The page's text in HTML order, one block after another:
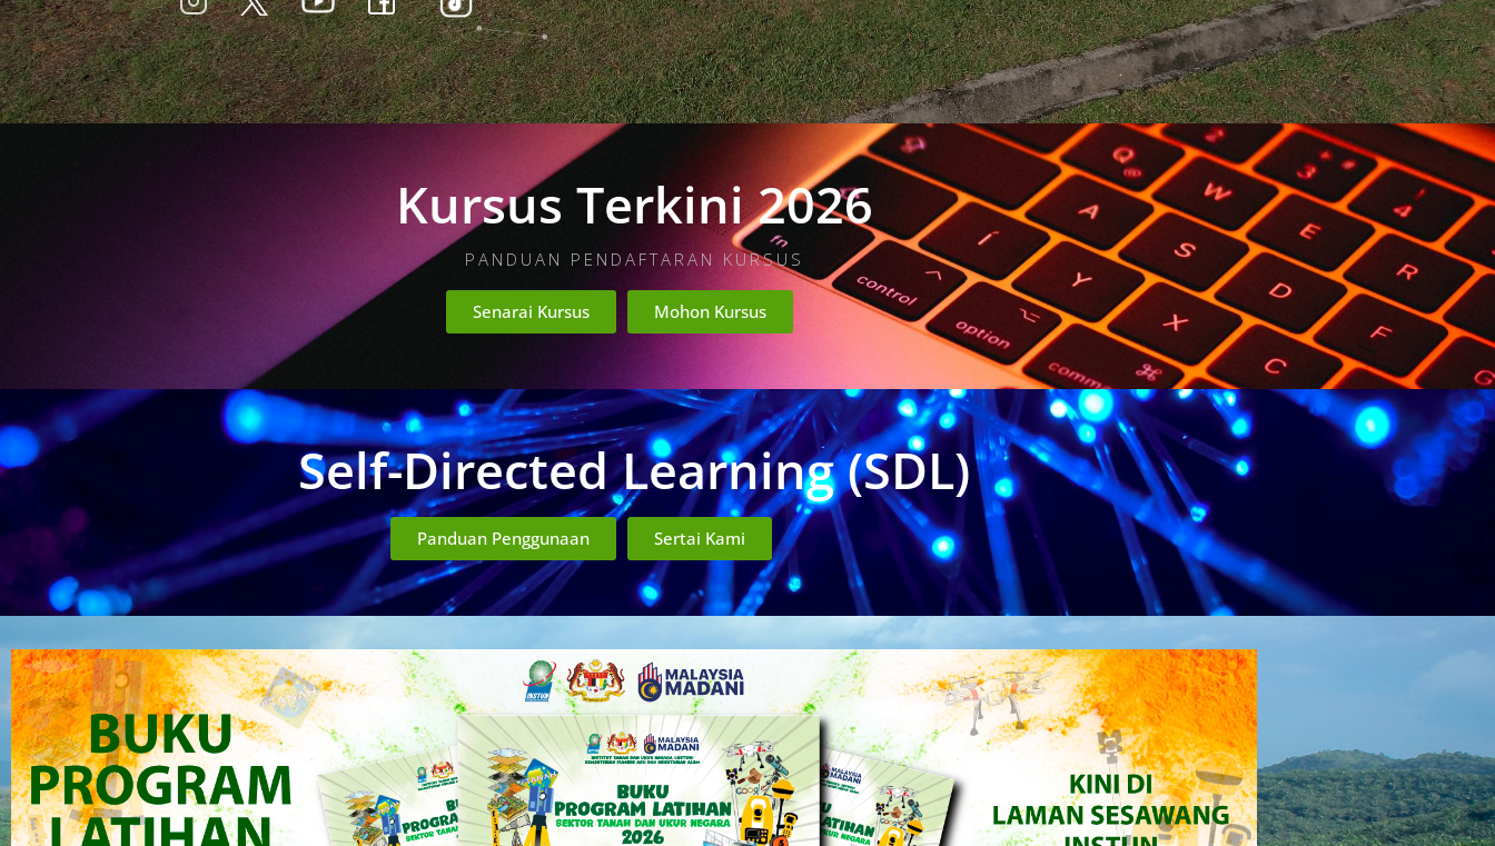
Kursus Terkini 2026
PANDUAN PENDAFTARAN KURSUS
Senarai Kursus Mohon Kursus
Self-Directed Learning (SDL)
Panduan Penggunaan Sertai Kami